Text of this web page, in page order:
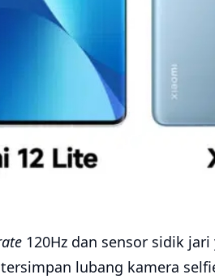
120Hz dan sensor sidik
lubang kamera